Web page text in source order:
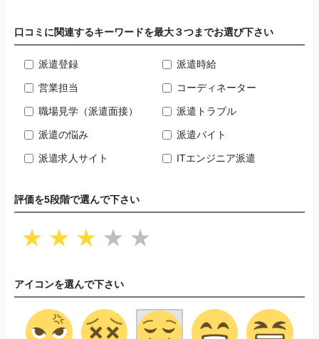
口コミに関連するキーワードを最大３つまでお選び下さい
派遣登録 派遣時給
営業担当 コーディネーター
職場見学（派遣面接） 派遣トラブル
派遣の悩み 派遣バイト
派遣求人サイト ITエンジニア派遣
評価を5段階で選んで下さい
★ ★ ★ ★ ★
アイコンを選んで下さい